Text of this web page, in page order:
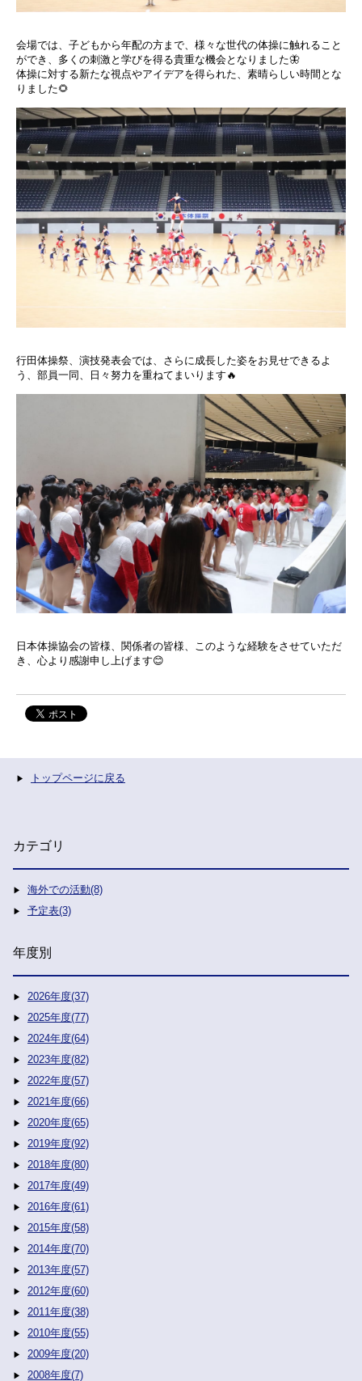
会場では、子どもから年配の方まで、様々な世代の体操に触れること
ができ、多くの刺激と学びを得る貴重な機会となりました🦋
体操に対する新たな視点やアイデアを得られた、素晴らしい時間とな
りました🌻
行田体操祭、演技発表会では、さらに成長した姿をお見せできるよ
う、部員一同、日々努力を重ねてまいります🔥
日本体操協会の皆様、関係者の皆様、このような経験をさせていただ
き、心より感謝申し上げます😊
トップページに戻る
カテゴリ
海外での活動(8)
予定表(3)
年度別
2026年度(37)
2025年度(77)
2024年度(64)
2023年度(82)
2022年度(57)
2021年度(66)
2020年度(65)
2019年度(92)
2018年度(80)
2017年度(49)
2016年度(61)
2015年度(58)
2014年度(70)
2013年度(57)
2012年度(60)
2011年度(38)
2010年度(55)
2009年度(20)
2008年度(7)